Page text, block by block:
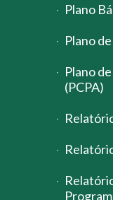
Plano
Plano
Plano
(PCPA)